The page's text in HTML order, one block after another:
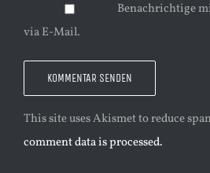
Benachrichtige
via E-Mail.
This site uses Akismet to reduce
comment data is processed.